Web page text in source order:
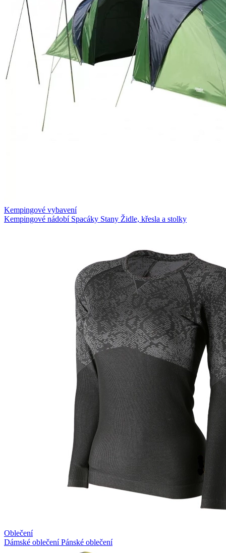
Kempingové vybavení
Kempingové nádobí Spacáky Stany Židle, křesla a stolky
Oblečení
Dámské oblečeníPánské oblečení